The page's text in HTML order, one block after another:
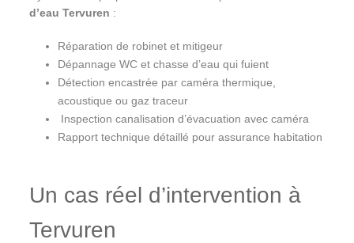
d’eau Tervuren :
Réparation de robinet et mitigeur
Dépannage WC et chasse d’eau qui fuient
Détection encastrée par caméra thermique,
acoustique ou gaz traceur
️ Inspection canalisation d’évacuation avec caméra
Rapport technique détaillé pour assurance habitation
Un cas réel d’intervention à
Tervuren